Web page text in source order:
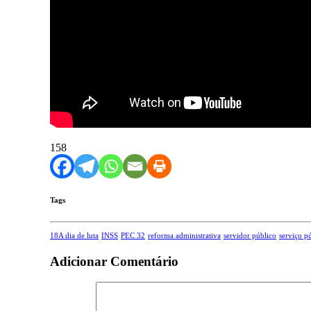
158
Tags
18A dia de luta INSS PEC 32 reforma administrativa servidor público serviço
Adicionar Comentário